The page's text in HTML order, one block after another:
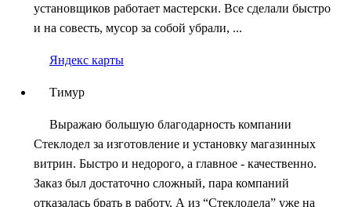
установщиков работает мастерски. Все сделали быстро
и на совесть, мусор за собой убрали, ...
Яндекс карты
Тимур
Выражаю большую благодарность компании
Стеклодел за изготовление и установку магазинных
витрин. Быстро и недорого, а главное - качественно.
Заказ был достаточно сложный, пара компаний
отказалась брать в работу. А из “Стеклодела” уже на